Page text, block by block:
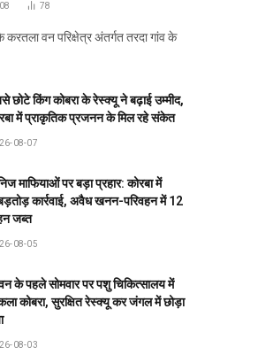
78
वन परिक्षेत्र अंतर्गत तरदा गांव के
छोटे किंग कोबरा के रेस्क्यू ने बढ़ाई उम्मीद,
में प्राकृतिक प्रजनन के मिल रहे संकेत
08-07
माफियाओं पर बड़ा प्रहार: कोरबा में
कार्रवाई, अवैध खनन-परिवहन में 12
जब्त
08-05
के पहले सोमवार पर पशु चिकित्सालय में
कोबरा, सुरक्षित रेस्क्यू कर जंगल में छोड़ा
08-03